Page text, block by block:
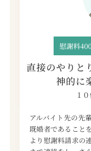
慰謝料
直接のやりと
神的に
１
アルバイト先の先
既婚者であること
より慰謝料請求の